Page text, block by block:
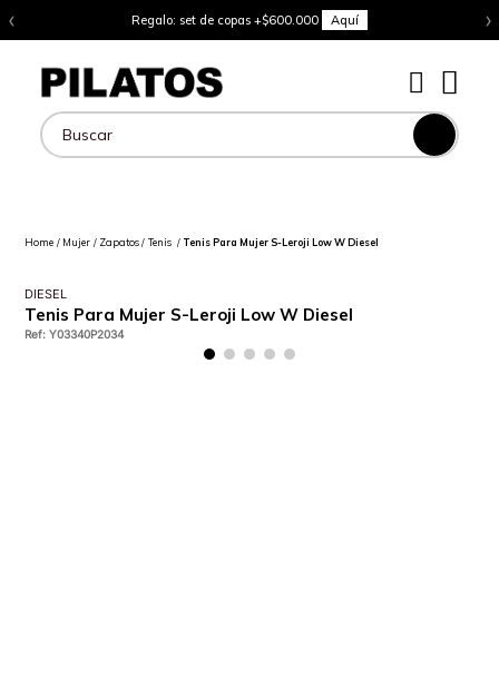
‹ Regalo: set de copas +$600.000 Aquí ›
Buscar
Mujer Zapatos Tenis Tenis Para Mujer S-Leroji Low W Diesel
DIESEL
Tenis Para Mujer S-Leroji Low W Diesel
Ref:Y03340P2034